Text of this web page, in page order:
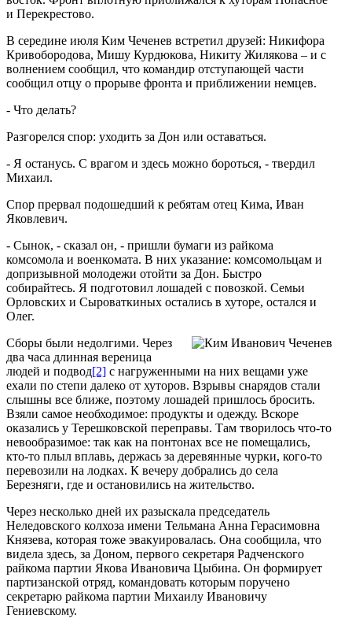
и Перекрестово.
В середине июля Ким Чеченев встретил друзей: Никифора
Кривобородова, Мишу Курдюкова, Никиту Жилякова – и с
волнением сообщил, что командир отступающей части
сообщил отцу о прорыве фронта и приближении немцев.
- Что делать?
Разгорелся спор: уходить за Дон или оставаться.
- Я останусь. С врагом и здесь можно бороться, - твердил
Михаил.
Спор прервал подошедший к ребятам отец Кима, Иван
Яковлевич.
- Сынок, - сказал он, - пришли бумаги из райкома
комсомола и военкомата. В них указание: комсомольцам и
допризывной молодежи отойти за Дон. Быстро
собирайтесь. Я подготовил лошадей с повозкой. Семьи
Орловских и Сыроваткиных остались в хуторе, остался и
Олег.
Сборы были недолгими. Через
два часа длинная вереница
людей и подвод[2] с нагруженными на них вещами уже
ехали по степи далеко от хуторов. Взрывы снарядов стали
слышны все ближе, поэтому лошадей пришлось бросить.
Взяли самое необходимое: продукты и одежду. Вскоре
оказались у Терешковской переправы. Там творилось что-то
невообразимое: так как на понтонах все не помещались,
кто-то плыл вплавь, держась за деревянные чурки, кого-то
перевозили на лодках. К вечеру добрались до села
Березняги, где и остановились на жительство.
Через несколько дней их разыскала председатель
Неледовского колхоза имени Тельмана Анна Герасимовна
Князева, которая тоже эвакуировалась. Она сообщила, что
видела здесь, за Доном, первого секретаря Радченского
райкома партии Якова Ивановича Цыбина. Он формирует
партизанской отряд, командовать которым поручено
секретарю райкома партии Михаилу Ивановичу
Гениевскому.